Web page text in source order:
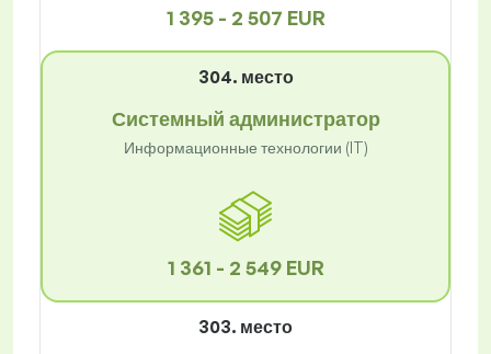
1 395 - 2 507 EUR
304. место
Системный администратор
Информационные технологии (IT)
1 361 - 2 549 EUR
303. место